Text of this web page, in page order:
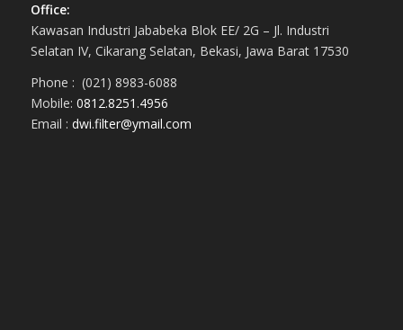
Office:
Kawasan Industri Jababeka Blok EE/ 2G – Jl. Industri
Selatan IV, Cikarang Selatan, Bekasi, Jawa Barat 17530
Phone : (021) 8983-6088
Mobile: 0812.8251.4956
Email : dwi.filter@ymail.com